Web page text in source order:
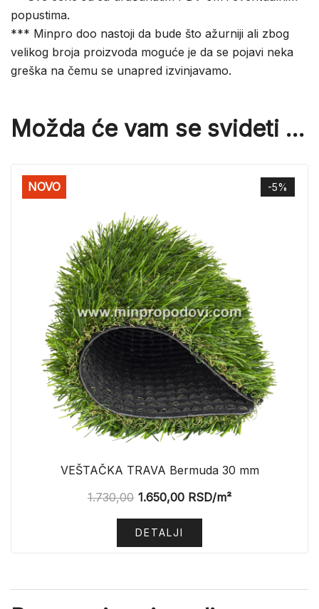
popustima.
*** Minpro doo nastoji da bude što ažurniji ali zbog
velikog broja proizvoda moguće je da se pojavi neka
greška na čemu se unapred izvinjavamo.
Možda će vam se svideti …
-5%
NOVO
VEŠTAČKA TRAVA Bermuda 30 mm
1.730,00 1.650,00 RSD/m²
DETALJI